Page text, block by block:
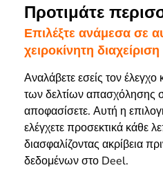
Προτιμάτε
Επιλέξτε ανάμεσα σε
χειροκίνητη διαχείριση
Αναλάβετε εσείς τον έλεγχο
των δελτίων απασχόλησης
αποφασίσετε. Αυτή η
ελέγχετε προσεκτικά κάθε
διασφαλίζοντας ακρίβεια
δεδομένων στο Deel.